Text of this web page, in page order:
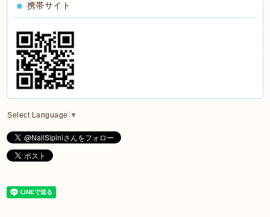
携帯サイト
Select Language ▼